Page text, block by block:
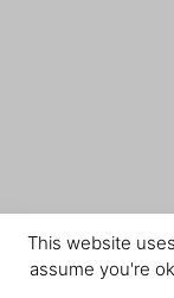
This website
assume you're